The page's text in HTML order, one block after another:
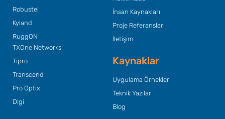
Robustel
Kyland
RuggON
TXOne Networks
Tipro
Transcend
Pro Optix
Digi
İnsan Kaynakları
Proje Referansları
İletişim
Kaynaklar
Uygulama Örnekleri
Teknik Yazılar
Blog